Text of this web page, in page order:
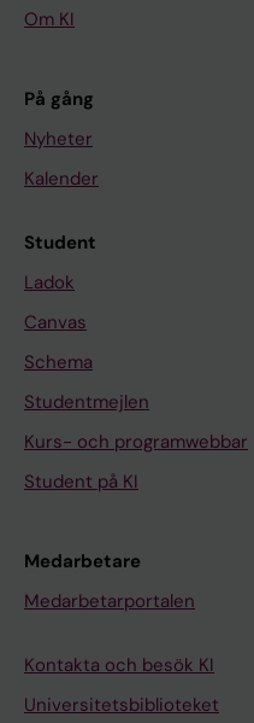
Om KI
På gång
Nyheter
Kalender
Student
Ladok
Canvas
Schema
Studentmejlen
Kurs- och programwebbar
Student på KI
Medarbetare
Medarbetarportalen
Kontakta och besök KI
Universitetsbiblioteket